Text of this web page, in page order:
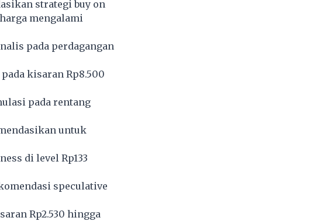
strategi buy on
mengalami
pada perdagangan
kisaran Rp8.500
pada rentang
untuk
di level Rp133
speculative
Rp2.530 hingga